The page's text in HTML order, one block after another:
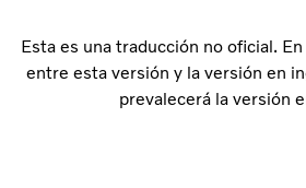
Esta es una traducción no oficial.
entre esta versión y la versión en
prevalecerá la versión